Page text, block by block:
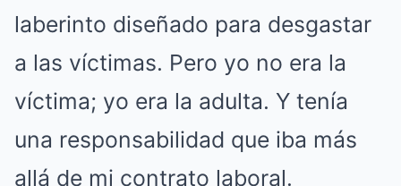
laberinto diseñado para desgastar
a las víctimas. Pero yo no era la
víctima; yo era la adulta. Y tenía
una responsabilidad que iba más
allá de mi contrato laboral.